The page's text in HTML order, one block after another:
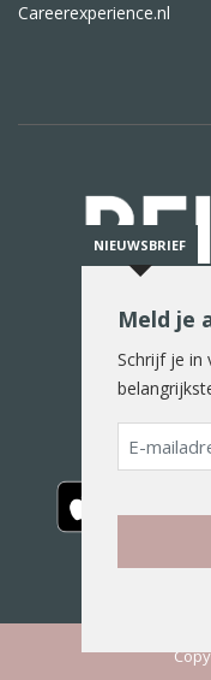
Careerexperience.nl
De
NIEUWSBRIEF
Meld je
Schrijf je in
E-